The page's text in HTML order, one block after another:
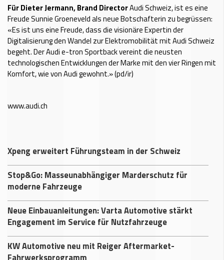
Für Dieter Jermann, Brand DirectorAudi Schweiz, ist es eine
Freude Sunnie Groeneveld als neue Botschafterin zu begrüssen:
«Es ist uns eine Freude, dass die visionäre Expertin der
Digitalisierung den Wandel zur Elektromobilität mit Audi Schweiz
begeht. Der Audi e-tron Sportback vereint die neusten
technologischen Entwicklungen der Marke mit den vier Ringen mit
Komfort, wie von Audi gewohnt.» (pd/ir)
www.audi.ch
Xpeng erweitert Führungsteam in der Schweiz
Stop&Go: Masseunabhängiger Marderschutz für
moderne Fahrzeuge
Neue Einbauanleitungen: Varta Automotive stärkt
Engagement im Service für Nutzfahrzeuge
KW Automotive neu mit Reiger Aftermarket-
Fahrwerksprogramm